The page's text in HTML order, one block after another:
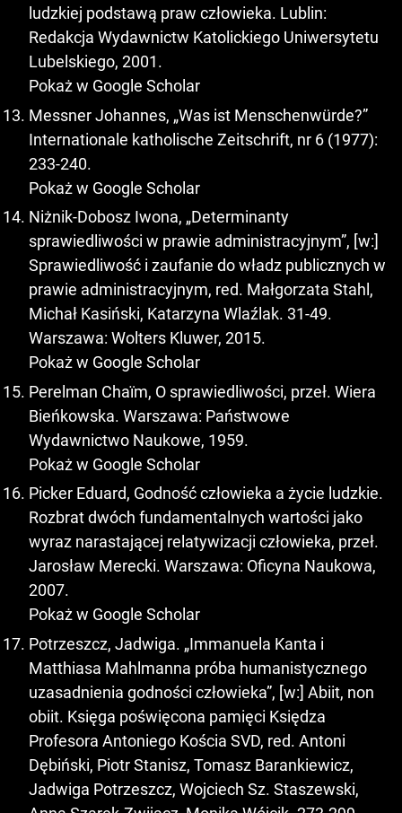
ludzkiej podstawą praw człowieka. Lublin:
Redakcja Wydawnictw Katolickiego Uniwersytetu
Lubelskiego, 2001.
Pokaż w Google Scholar
Messner Johannes, „Was ist Menschenwürde?”
Internationale katholische Zeitschrift, nr 6 (1977):
233-240.
Pokaż w Google Scholar
Niżnik-Dobosz Iwona, „Determinanty
sprawiedliwości w prawie administracyjnym”, [w:]
Sprawiedliwość i zaufanie do władz publicznych w
prawie administracyjnym, red. Małgorzata Stahl,
Michał Kasiński, Katarzyna Wlaźlak. 31-49.
Warszawa: Wolters Kluwer, 2015.
Pokaż w Google Scholar
Perelman Chaïm, O sprawiedliwości, przeł. Wiera
Bieńkowska. Warszawa: Państwowe
Wydawnictwo Naukowe, 1959.
Pokaż w Google Scholar
Picker Eduard, Godność człowieka a życie ludzkie.
Rozbrat dwóch fundamentalnych wartości jako
wyraz narastającej relatywizacji człowieka, przeł.
Jarosław Merecki. Warszawa: Oficyna Naukowa,
2007.
Pokaż w Google Scholar
Potrzeszcz, Jadwiga. „Immanuela Kanta i
Matthiasa Mahlmanna próba humanistycznego
uzasadnienia godności człowieka”, [w:] Abiit, non
obiit. Księga poświęcona pamięci Księdza
Profesora Antoniego Kościa SVD, red. Antoni
Dębiński, Piotr Stanisz, Tomasz Barankiewicz,
Jadwiga Potrzeszcz, Wojciech Sz. Staszewski,